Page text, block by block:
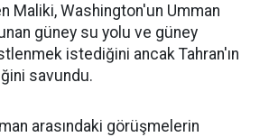
Maliki, Washington'un Umman
güney su yolu ve güney
istediğini ancak Tahran'ın
savundu.
arasındaki görüşmelerin